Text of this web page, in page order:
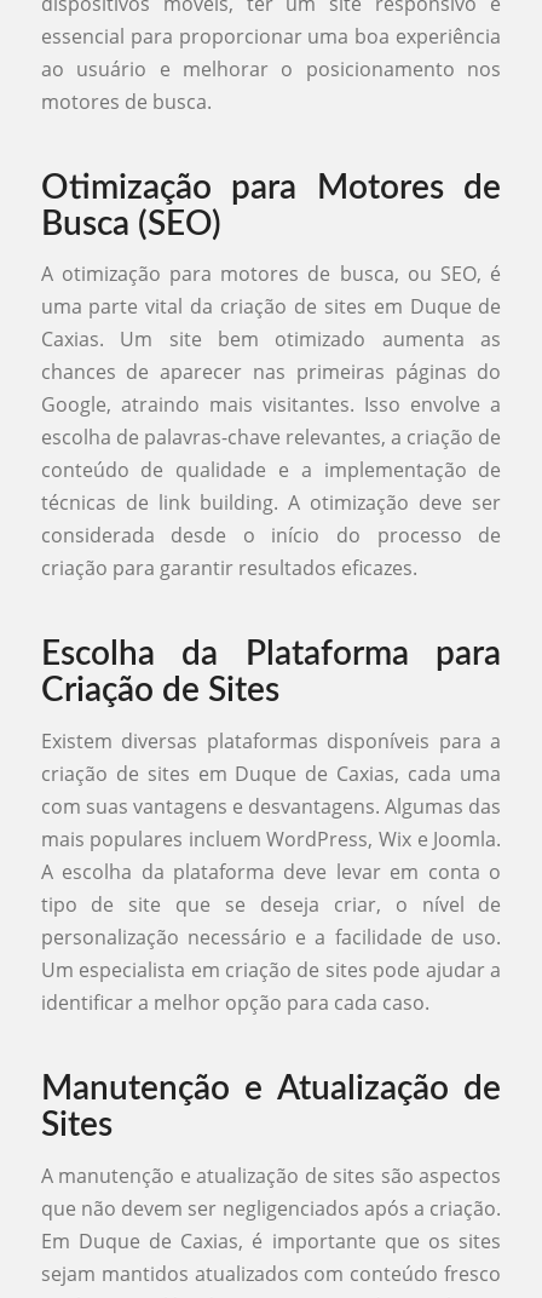
essencial para proporcionar uma boa experiência
ao usuário e melhorar o posicionamento nos
motores de busca.
Otimização para Motores de
Busca (SEO)
A otimização para motores de busca, ou SEO, é
uma parte vital da criação de sites em Duque de
Caxias. Um site bem otimizado aumenta as
chances de aparecer nas primeiras páginas do
Google, atraindo mais visitantes. Isso envolve a
escolha de palavras-chave relevantes, a criação de
conteúdo de qualidade e a implementação de
técnicas de link building. A otimização deve ser
considerada desde o início do processo de
criação para garantir resultados eficazes.
Escolha da Plataforma para
Criação de Sites
Existem diversas plataformas disponíveis para a
criação de sites em Duque de Caxias, cada uma
com suas vantagens e desvantagens. Algumas das
mais populares incluem WordPress, Wix e Joomla.
A escolha da plataforma deve levar em conta o
tipo de site que se deseja criar, o nível de
personalização necessário e a facilidade de uso.
Um especialista em criação de sites pode ajudar a
identificar a melhor opção para cada caso.
Manutenção e Atualização de
Sites
A manutenção e atualização de sites são aspectos
que não devem ser negligenciados após a criação.
Em Duque de Caxias, é importante que os sites
sejam mantidos atualizados com conteúdo fresco